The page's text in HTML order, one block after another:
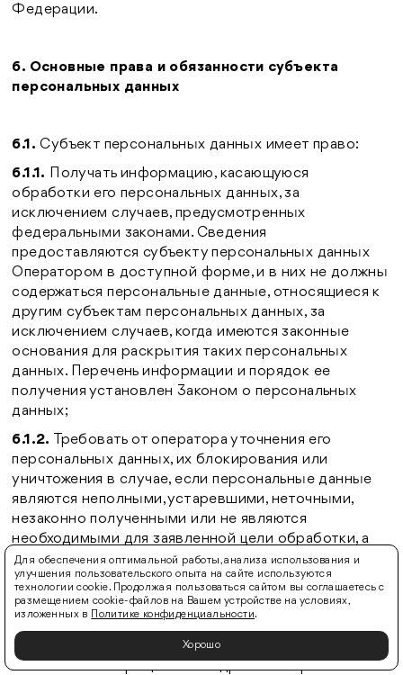
Федерации.
6. Основные права и обязанности субъекта
персональных данных
6.1. Субъект персональных данных имеет право:
6.1.1.
Получать информацию, касающуюся
обработки его персональных данных, за
исключением случаев, предусмотренных
федеральными законами. Сведения
предоставляются субъекту персональных данных
Оператором в доступной форме, и в них не должны
содержаться персональные данные, относящиеся к
другим субъектам персональных данных, за
исключением случаев, когда имеются законные
основания для раскрытия таких персональных
данных. Перечень информации и порядок ее
получения установлен Законом о персональных
данных;
6.1.2.
Требовать от оператора уточнения его
персональных данных, их блокирования или
уничтожения в случае, если персональные данные
являются неполными, устаревшими, неточными,
незаконно полученными или не являются
необходимыми для заявленной цели обработки, а
также принимать предусмотренные законом меры
по защите своих прав.
Для реализации права на дополнение, исправление,
Субъект персональных данных вправе направить
письменного обращение на адрес электронной
Для обеспечения оптимальной работы, анализа использования и
улучшения пользовательского опыта на сайте используются
технологии cookie. Продолжая пользоваться сайтом вы соглашаетесь с
размещением cookie-файлов на Вашем устройстве на условиях,
изложенных в
Политике конфиденциальности.
Хорошо